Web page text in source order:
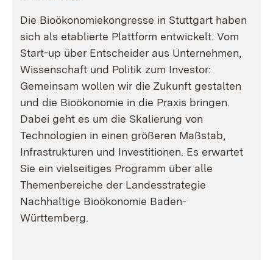
Die Bioökonomiekongresse in Stuttgart haben
sich als etablierte Plattform entwickelt. Vom
Start-up über Entscheider aus Unternehmen,
Wissenschaft und Politik zum Investor:
Gemeinsam wollen wir die Zukunft gestalten
und die Bioökonomie in die Praxis bringen.
Dabei geht es um die Skalierung von
Technologien in einen größeren Maßstab,
Infrastrukturen und Investitionen. Es erwartet
Sie ein vielseitiges Programm über alle
Themenbereiche der Landesstrategie
Nachhaltige Bioökonomie Baden-
Württemberg.